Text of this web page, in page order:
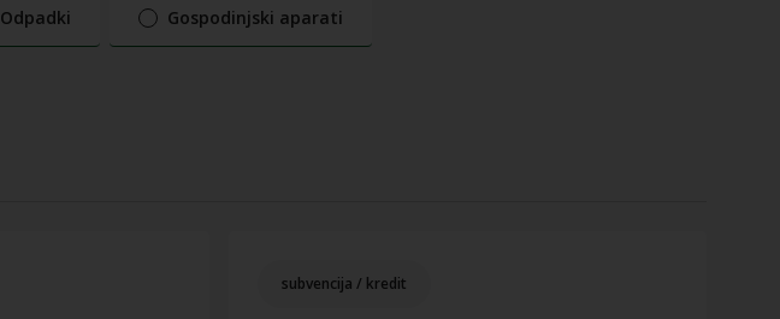
Odpadki Gospodinjski aparati
subvencija / kredit